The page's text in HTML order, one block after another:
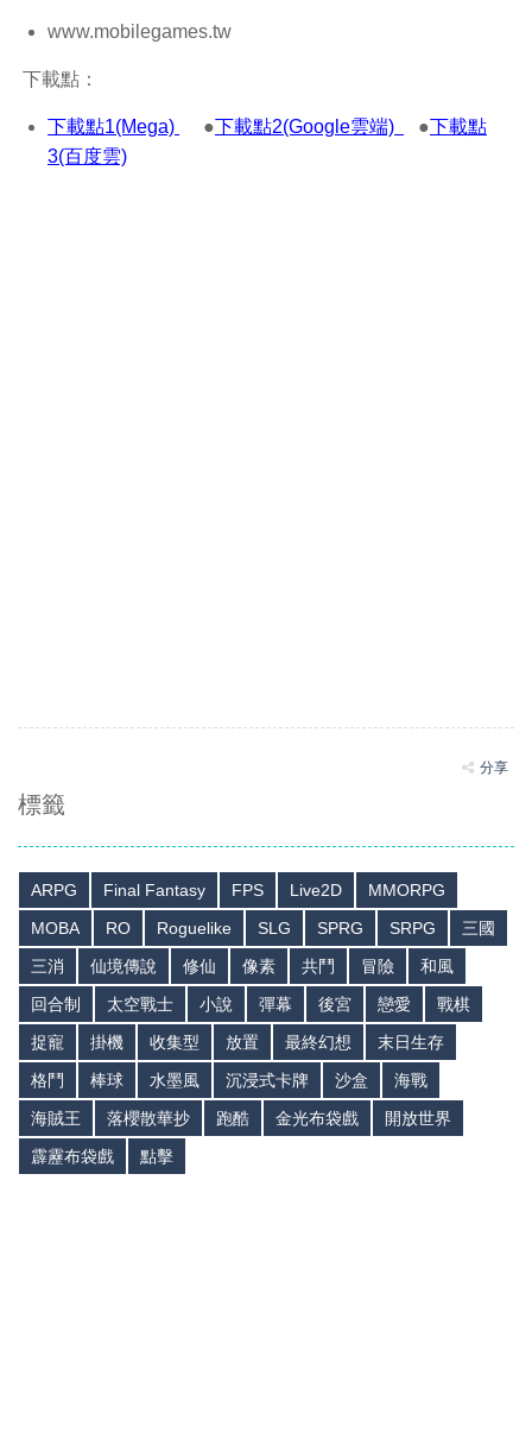
www.mobilegames.tw
下載點：
下載點1(Mega) ●下載點2(Google雲端) ●下載點
3(百度雲)
分享
標籤
ARPG Final Fantasy FPS Live2D
MMORPG
MOBA
RO Roguelike SLG SPRG SRPG
三國
三消
仙境傳說 修仙 像素 共鬥 冒險
和風
回合制
太空戰士 小說 彈幕 後宮 戀愛
戰棋
捉寵
掛機 收集型 放置 最終幻想
末日生存
格鬥
棒球 水墨風 沉浸式卡牌 沙盒
海戰
海賊王
落櫻散華抄 跑酷 金光布袋戲
開放世界
霹靂布袋戲
點擊